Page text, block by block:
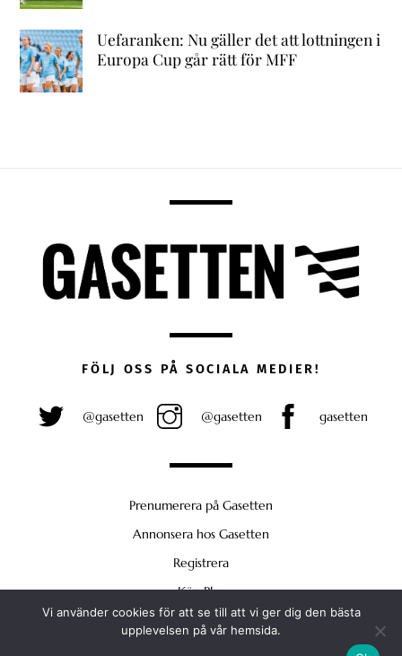
Uefaranken: Nu gäller det att lottningen i
Europa Cup går rätt för MFF
To
FÖLJ OSS PÅ SOCIALA MEDIER!
@gasetten @gasetten gasetten
Prenumerera på Gasetten
Annonsera hos Gasetten
Registrera
Köp Plus
Vi använder cookies för att se till att vi ger dig den bästa
upplevelsen på vår hemsida.